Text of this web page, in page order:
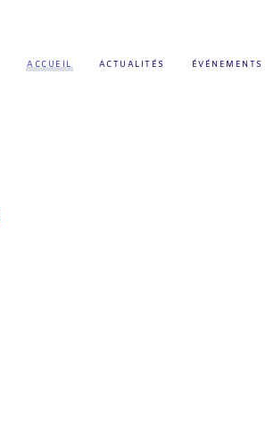
ACCUEIL ACTUALITÉS ÉVÉNEMENTS